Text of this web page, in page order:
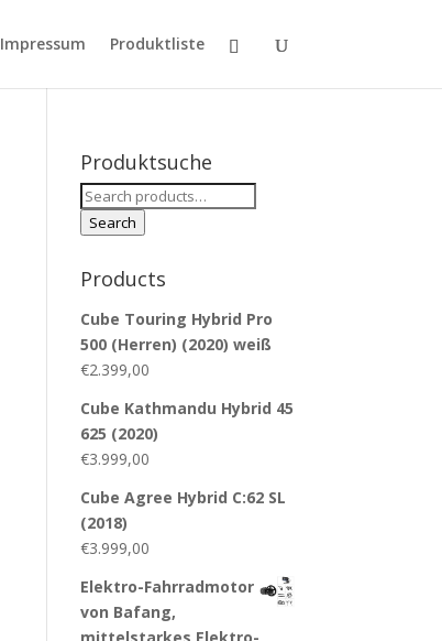
Impressum Produktliste
Produktsuche
Search
for:
Search
Products
Cube Touring Hybrid Pro
500 (Herren) (2020) weiß
€2.399,00
Cube Kathmandu Hybrid 45
625 (2020)
€3.999,00
Cube Agree Hybrid C:62 SL
(2018)
€3.999,00
Elektro-Fahrradmotor
von Bafang,